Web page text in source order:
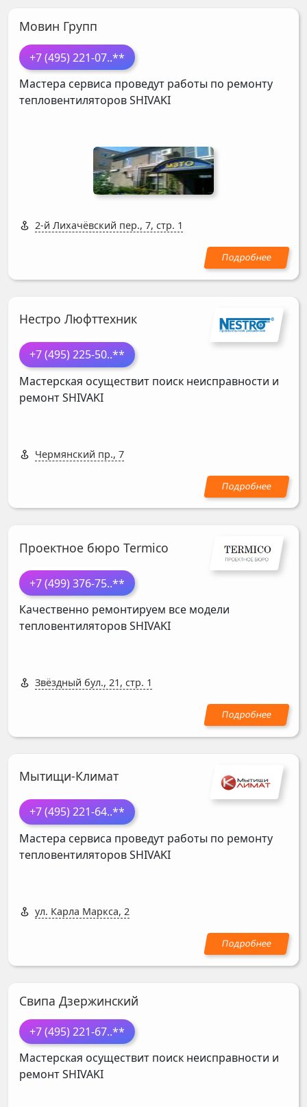
Мовин Групп
+7 (495) 221-07..**
Мастера сервиса проведут работы по ремонту
тепловентиляторовSHIVAKI
2-й Лихачёвский пер., 7, стр. 1
Нестро Люфттехник
+7 (495) 225-50..**
Мастерская осуществит поиск неисправности и
ремонтSHIVAKI
Чермянский пр., 7
Проектное бюро Termico
+7 (499) 376-75..**
Качественно ремонтируем все модели
тепловентиляторовSHIVAKI
Звёздный бул., 21, стр. 1
Мытищи-Климат
+7 (495) 221-64..**
Мастера сервиса проведут работы по ремонту
тепловентиляторовSHIVAKI
ул. Карла Маркса, 2
Свипа Дзержинский
+7 (495) 221-67..**
Мастерская осуществит поиск неисправности и
ремонтSHIVAKI